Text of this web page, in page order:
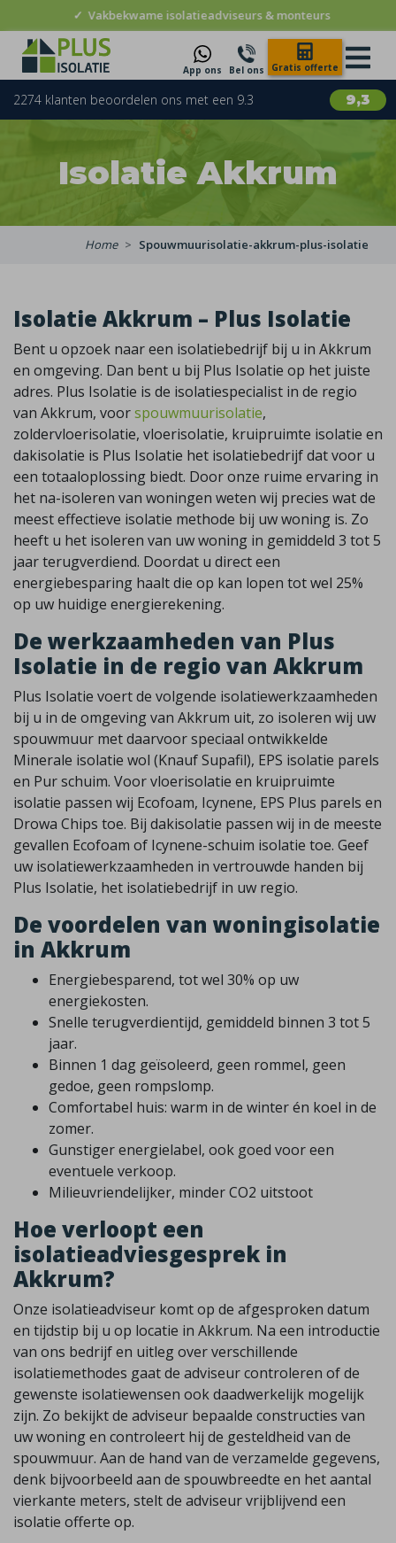
✓ Vakbekwame isolatieadviseurs & monteurs
App ons Bel ons Gratis offerte
9,3
2274 klanten beoordelen ons met een 9.3
Isolatie Akkrum
Home Spouwmuurisolatie-akkrum-plus-isolatie
Isolatie Akkrum – Plus Isolatie
Bent u opzoek naar een isolatiebedrijf bij u in Akkrum
en omgeving. Dan bent u bij Plus Isolatie op het juiste
adres. Plus Isolatie is de isolatiespecialist in de regio
van Akkrum, voorspouwmuurisolatie,
zoldervloerisolatie, vloerisolatie, kruipruimte isolatie en
dakisolatie is Plus Isolatie het isolatiebedrijf dat voor u
een totaaloplossing biedt. Door onze ruime ervaring in
het na-isoleren van woningen weten wij precies wat de
meest effectieve isolatie methode bij uw woning is. Zo
heeft u het isoleren van uw woning in gemiddeld 3 tot 5
jaar terugverdiend. Doordat u direct een
energiebesparing haalt die op kan lopen tot wel 25%
op uw huidige energierekening.
De werkzaamheden van Plus
Isolatie in de regio van Akkrum
Plus Isolatie voert de volgende isolatiewerkzaamheden
bij u in de omgeving van Akkrum uit, zo isoleren wij uw
spouwmuur met daarvoor speciaal ontwikkelde
Minerale isolatie wol (Knauf Supafil), EPS isolatie parels
en Pur schuim. Voor vloerisolatie en kruipruimte
isolatie passen wij Ecofoam, Icynene, EPS Plus parels en
Drowa Chips toe. Bij dakisolatie passen wij in de meeste
gevallen Ecofoam of Icynene-schuim isolatie toe. Geef
uw isolatiewerkzaamheden in vertrouwde handen bij
Plus Isolatie, het isolatiebedrijf in uw regio.
De voordelen van woningisolatie
in Akkrum
Energiebesparend, tot wel 30% op uw
energiekosten.
Snelle terugverdientijd, gemiddeld binnen 3 tot 5
jaar.
Binnen 1 dag geïsoleerd, geen rommel, geen
gedoe, geen rompslomp.
Comfortabel huis: warm in de winter én koel in de
zomer.
Gunstiger energielabel, ook goed voor een
eventuele verkoop.
Milieuvriendelijker, minder CO2 uitstoot
Hoe verloopt een
isolatieadviesgesprek in
Akkrum?
Onze isolatieadviseur komt op de afgesproken datum
en tijdstip bij u op locatie in Akkrum. Na een introductie
van ons bedrijf en uitleg over verschillende
isolatiemethodes gaat de adviseur controleren of de
gewenste isolatiewensen ook daadwerkelijk mogelijk
zijn. Zo bekijkt de adviseur bepaalde constructies van
uw woning en controleert hij de gesteldheid van de
spouwmuur. Aan de hand van de verzamelde gegevens,
denk bijvoorbeeld aan de spouwbreedte en het aantal
vierkante meters, stelt de adviseur vrijblijvend een
isolatie offerte op.